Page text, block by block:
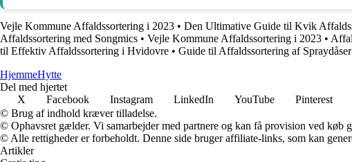
Vejle Kommune Affaldssortering i 2023 • Den Ultimative Guide til Kvik
Affaldssortering med Songmics • Vejle Kommune Affaldssortering i 2023 •
til Effektiv Affaldssortering i Hvidovre • Guide til Affaldssortering af Spraydåser
HjemmeHytte
Del med hjertet
X
Facebook Instagram LinkedIn YouTube Pinterest
© Brug af indhold kræver tilladelse.
© Ophavsret gælder. Vi samarbejder med partnere og kan få provision ved køb
© Alle rettigheder er forbeholdt. Denne side bruger affiliate-links, som kan
Artikler